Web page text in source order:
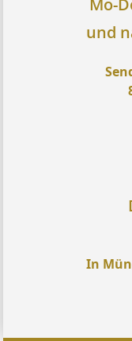
Mo-
und
In